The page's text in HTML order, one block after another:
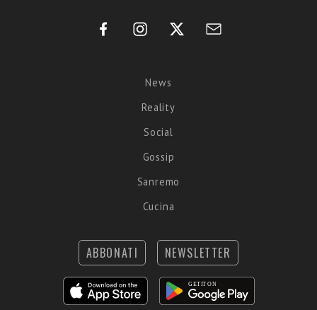
News
Reality
Social
Gossip
Sanremo
Cucina
ABBONATI NEWSLETTER